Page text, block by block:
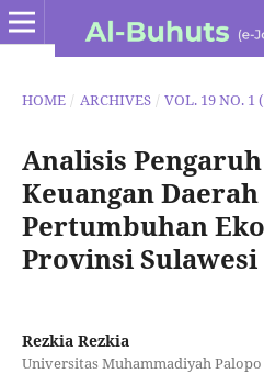
HOME / ARCHIVES / VOL. 19 NO. 1
Analisis
Keuangan
Pertumbuhan
Provinsi Sulawesi
Rezkia Rezkia
Universitas Muhammadiyah Palopo